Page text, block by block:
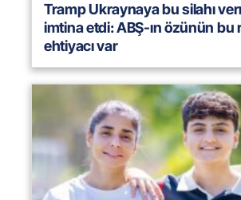
Tramp Ukraynaya bu silahı
imtina etdi: ABŞ-ın özünün bu
ehtiyacı var